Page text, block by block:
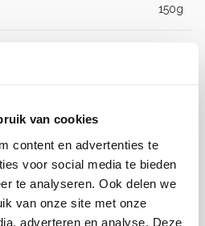
van cookies
content en advertenties te
voor social media te bieden
te analyseren. Ook delen we
van onze site met onze
adverteren en analyse. Deze
150g
04-0-0602
8721154448792